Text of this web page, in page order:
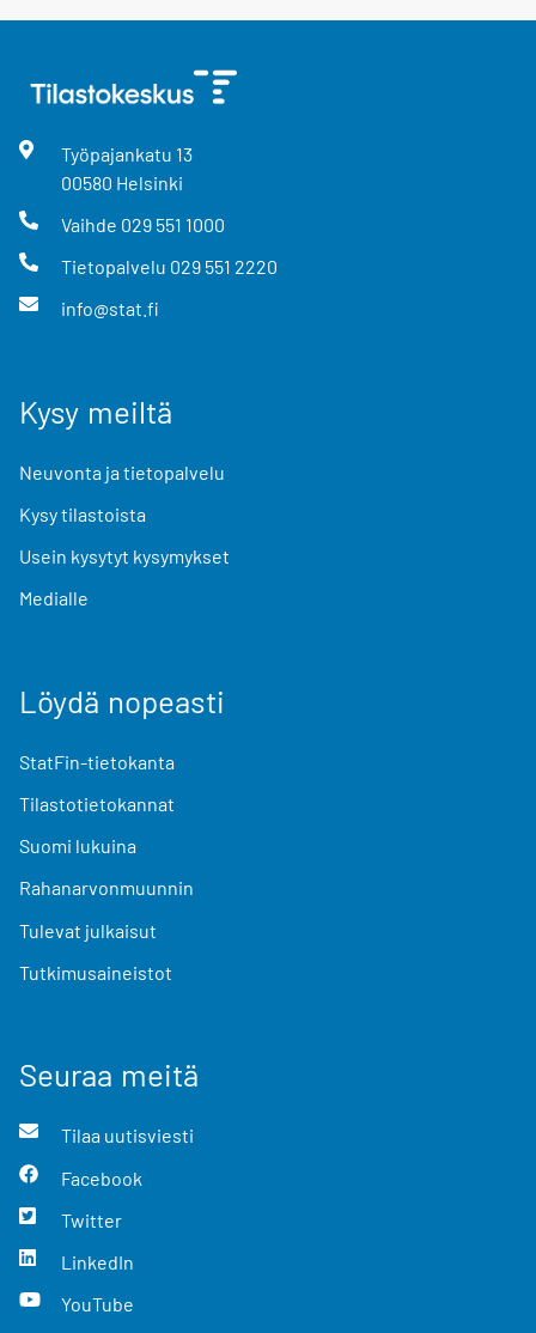
Työpajankatu 13
00580 Helsinki
Vaihde 029 551 1000
Tietopalvelu 029 551 2220
info@stat.fi
Kysy meiltä
Neuvonta ja tietopalvelu
Kysy tilastoista
Usein kysytyt kysymykset
Medialle
Löydä nopeasti
StatFin-tietokanta
Tilastotietokannat
Suomi lukuina
Rahanarvonmuunnin
Tulevat julkaisut
Tutkimusaineistot
Seuraa meitä
Tilaa uutisviesti
Facebook
Twitter
LinkedIn
YouTube